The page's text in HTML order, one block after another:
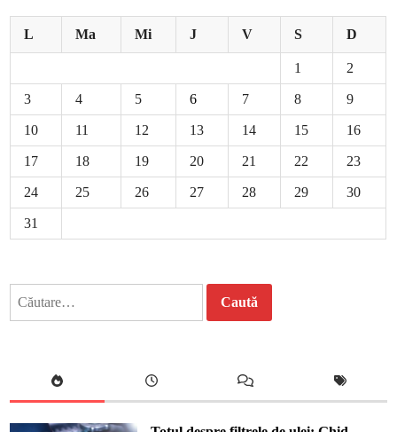
L Ma Mi J V S D
1 2
3 4 5 6 7 8 9
10 11 12 13 14 15 16
17 18 19 20 21 22 23
24 25 26 27 28 29 30
31